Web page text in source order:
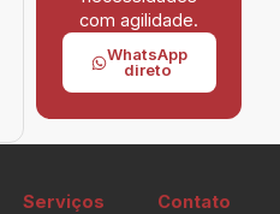
com agilidade.
WhatsApp
direto
Serviços Contato